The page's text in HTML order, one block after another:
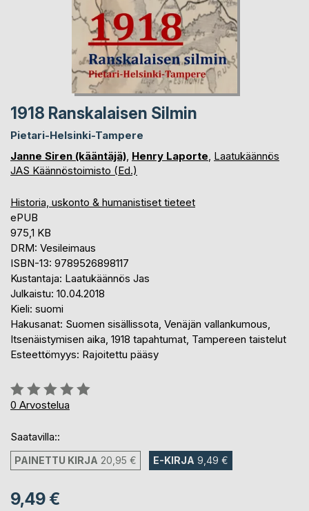
1918 Ranskalaisen Silmin
Pietari-Helsinki-Tampere
Janne Siren (kääntäjä) Henry Laporte Laatukäännös
JAS Käännöstoimisto (Ed.)
Historia, uskonto & humanistiset tieteet
ePUB
975,1 KB
DRM: Vesileimaus
ISBN-13: 9789526898117
Kustantaja: Laatukäännös Jas
Julkaistu: 10.04.2018
Kieli: suomi
Hakusanat: Suomen sisällissota, Venäjän vallankumous,
Itsenäistymisen aika, 1918 tapahtumat, Tampereen taistelut
Esteettömyys: Rajoitettu pääsy
Arvostelu::
0%
0 Arvostelua
Saatavilla::
PAINETTU KIRJA 20,95 € E-KIRJA 9,49 €
9,49 €